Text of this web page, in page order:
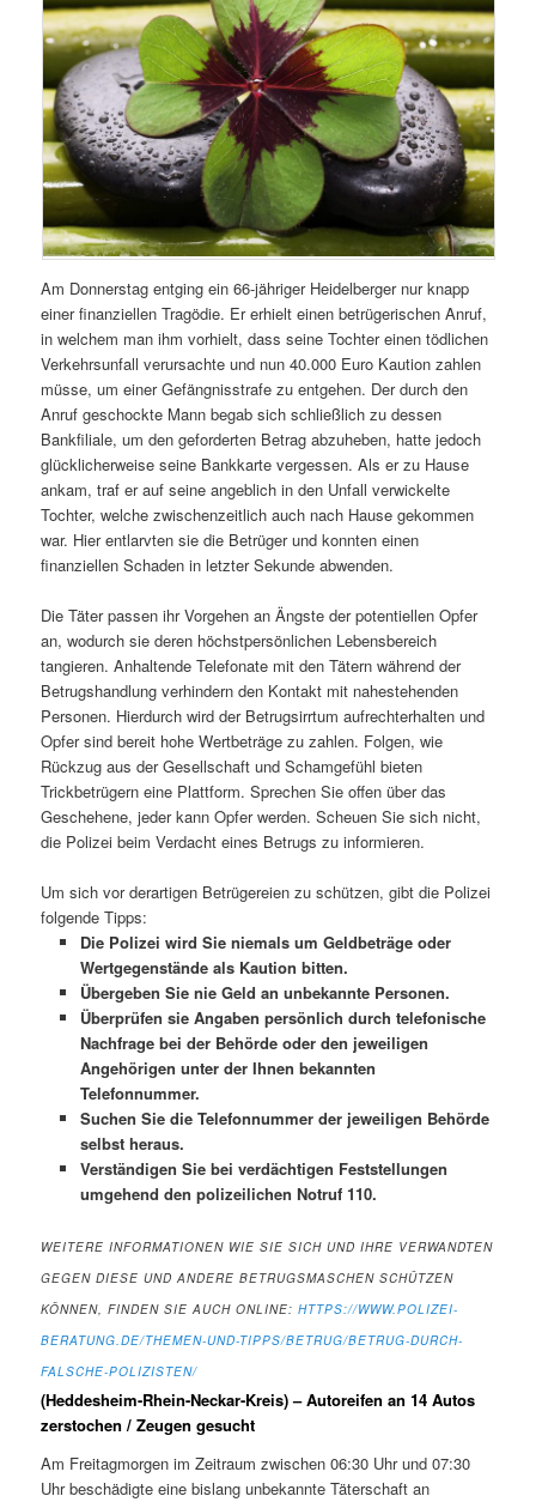
Am Donnerstag entging ein 66-jähriger Heidelberger nur knapp
einer finanziellen Tragödie. Er erhielt einen betrügerischen Anruf,
in welchem man ihm vorhielt, dass seine Tochter einen tödlichen
Verkehrsunfall verursachte und nun 40.000 Euro Kaution zahlen
müsse, um einer Gefängnisstrafe zu entgehen. Der durch den
Anruf geschockte Mann begab sich schließlich zu dessen
Bankfiliale, um den geforderten Betrag abzuheben, hatte jedoch
glücklicherweise seine Bankkarte vergessen. Als er zu Hause
ankam, traf er auf seine angeblich in den Unfall verwickelte
Tochter, welche zwischenzeitlich auch nach Hause gekommen
war. Hier entlarvten sie die Betrüger und konnten einen
finanziellen Schaden in letzter Sekunde abwenden.
Die Täter passen ihr Vorgehen an Ängste der potentiellen Opfer
an, wodurch sie deren höchstpersönlichen Lebensbereich
tangieren. Anhaltende Telefonate mit den Tätern während der
Betrugshandlung verhindern den Kontakt mit nahestehenden
Personen. Hierdurch wird der Betrugsirrtum aufrechterhalten und
Opfer sind bereit hohe Wertbeträge zu zahlen. Folgen, wie
Rückzug aus der Gesellschaft und Schamgefühl bieten
Trickbetrügern eine Plattform. Sprechen Sie offen über das
Geschehene, jeder kann Opfer werden. Scheuen Sie sich nicht,
die Polizei beim Verdacht eines Betrugs zu informieren.
Um sich vor derartigen Betrügereien zu schützen, gibt die Polizei
folgende Tipps:
Die Polizei wird Sie niemals um Geldbeträge oder
Wertgegenstände als Kaution bitten.
Übergeben Sie nie Geld an unbekannte Personen.
Überprüfen sie Angaben persönlich durch telefonische
Nachfrage bei der Behörde oder den jeweiligen
Angehörigen unter der Ihnen bekannten
Telefonnummer.
Suchen Sie die Telefonnummer der jeweiligen Behörde
selbst heraus.
Verständigen Sie bei verdächtigen Feststellungen
umgehend den polizeilichen Notruf 110.
WEITERE INFORMATIONEN WIE SIE SICH UND IHRE VERWANDTEN
GEGEN DIESE UND ANDERE BETRUGSMASCHEN SCHÜTZEN
KÖNNEN, FINDEN SIE AUCH ONLINE:HTTPS://WWW.POLIZEI-
BERATUNG.DE/THEMEN-UND-TIPPS/BETRUG/BETRUG-DURCH-
FALSCHE-POLIZISTEN/
(Heddesheim-Rhein-Neckar-Kreis) – Autoreifen an 14 Autos
zerstochen / Zeugen gesucht
Am Freitagmorgen im Zeitraum zwischen 06:30 Uhr und 07:30
Uhr beschädigte eine bislang unbekannte Täterschaft an